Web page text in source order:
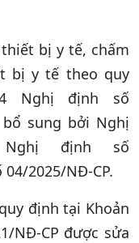
bị y tế, chấm
bị y tế theo quy
Nghị định số
sung bởi Nghị
Nghị định số
2025/NĐ-CP.
định tại Khoản
NĐ-CP được sửa